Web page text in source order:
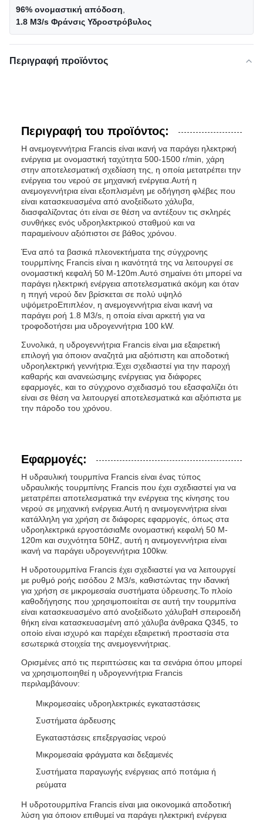
96% ονομαστική απόδοση
1.8 M3/s Φράνσις Υδροστρόβυλος
Περιγραφή προϊόντος
Περιγραφή του προϊόντος:
Η ανεμογεννήτρια Francis είναι ικανή να παράγει ηλεκτρική
ενέργεια με ονομαστική ταχύτητα 500-1500 r/min, χάρη
στην αποτελεσματική σχεδίαση της, η οποία μετατρέπει την
ενέργεια του νερού σε μηχανική ενέργεια.Αυτή η
ανεμογεννήτρια είναι εξοπλισμένη με οδήγηση φλέβες που
είναι κατασκευασμένα από ανοξείδωτο χάλυβα,
διασφαλίζοντας ότι είναι σε θέση να αντέξουν τις σκληρές
συνθήκες ενός υδροηλεκτρικού σταθμού και να
παραμείνουν αξιόπιστοι σε βάθος χρόνου.
Ένα από τα βασικά πλεονεκτήματα της σύγχρονης
τουρμπίνης Francis είναι η ικανότητά της να λειτουργεί σε
ονομαστική κεφαλή 50 M-120m.Αυτό σημαίνει ότι μπορεί να
παράγει ηλεκτρική ενέργεια αποτελεσματικά ακόμη και όταν
η πηγή νερού δεν βρίσκεται σε πολύ υψηλό
υψόμετροΕπιπλέον, η ανεμογεννήτρια είναι ικανή να
παράγει ροή 1.8 M3/s, η οποία είναι αρκετή για να
τροφοδοτήσει μια υδρογεννήτρια 100 kW.
Συνολικά, η υδρογεννήτρια Francis είναι μια εξαιρετική
επιλογή για όποιον αναζητά μια αξιόπιστη και αποδοτική
υδροηλεκτρική γεννήτρια.Έχει σχεδιαστεί για την παροχή
καθαρής και ανανεώσιμης ενέργειας για διάφορες
εφαρμογές, και το σύγχρονο σχεδιασμό του εξασφαλίζει ότι
είναι σε θέση να λειτουργεί αποτελεσματικά και αξιόπιστα με
την πάροδο του χρόνου.
Εφαρμογές:
Η υδραυλική τουρμπίνα Francis είναι ένας τύπος
υδραυλικής τουρμπίνης Francis που έχει σχεδιαστεί για να
μετατρέπει αποτελεσματικά την ενέργεια της κίνησης του
νερού σε μηχανική ενέργεια.Αυτή η ανεμογεννήτρια είναι
κατάλληλη για χρήση σε διάφορες εφαρμογές, όπως στα
υδροηλεκτρικά εργοστάσιαΜε ονομαστική κεφαλή 50 M-
120m και συχνότητα 50HZ, αυτή η ανεμογεννήτρια είναι
ικανή να παράγει υδρογεννήτρια 100kw.
Η υδροτουρμπίνα Francis έχει σχεδιαστεί για να λειτουργεί
με ρυθμό ροής εισόδου 2 M3/s, καθιστώντας την ιδανική
για χρήση σε μικρομεσαία συστήματα ύδρευσης.Το πλοίο
καθοδήγησης που χρησιμοποιείται σε αυτή την τουρμπίνα
είναι κατασκευασμένο από ανοξείδωτο χάλυβαΗ σπειροειδή
θήκη είναι κατασκευασμένη από χάλυβα άνθρακα Q345, το
οποίο είναι ισχυρό και παρέχει εξαιρετική προστασία στα
εσωτερικά στοιχεία της ανεμογεννήτριας.
Ορισμένες από τις περιπτώσεις και τα σενάρια όπου μπορεί
να χρησιμοποιηθεί η υδρογεννήτρια Francis
περιλαμβάνουν:
Μικρομεσαίες υδροηλεκτρικές εγκαταστάσεις
Συστήματα άρδευσης
Εγκαταστάσεις επεξεργασίας νερού
Μικρομεσαία φράγματα και δεξαμενές
Συστήματα παραγωγής ενέργειας από ποτάμια ή
ρεύματα
Η υδροτουρμπίνα Francis είναι μια οικονομικά αποδοτική
λύση για όποιον επιθυμεί να παράγει ηλεκτρική ενέργεια